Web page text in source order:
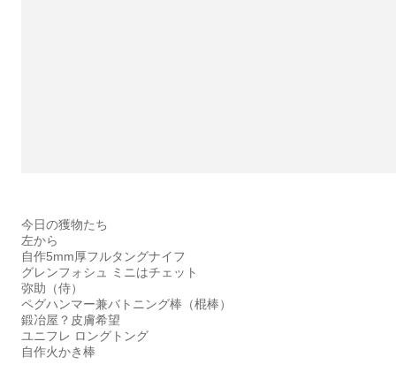
今日の獲物たち
左から
自作5mm厚フルタングナイフ
グレンフォシュ ミニはチェット
弥助（侍）
ペグハンマー兼バトニング棒（棍棒）
鍛冶屋？皮膚希望
ユニフレ ロングトング
自作火かき棒